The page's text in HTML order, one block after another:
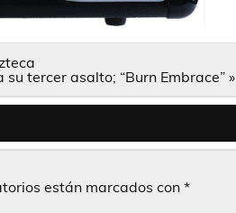
tercer asalto; “Burn Embrace” »
están marcados con *